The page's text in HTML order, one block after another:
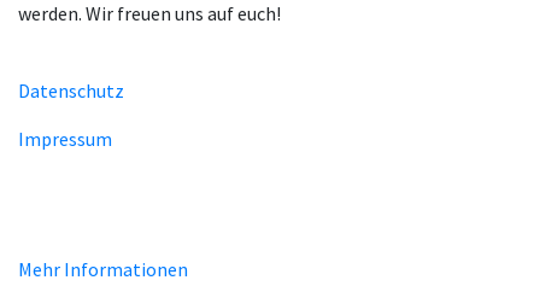
werden. Wir freuen uns auf euch!
Datenschutz
Impressum
Mehr Informationen